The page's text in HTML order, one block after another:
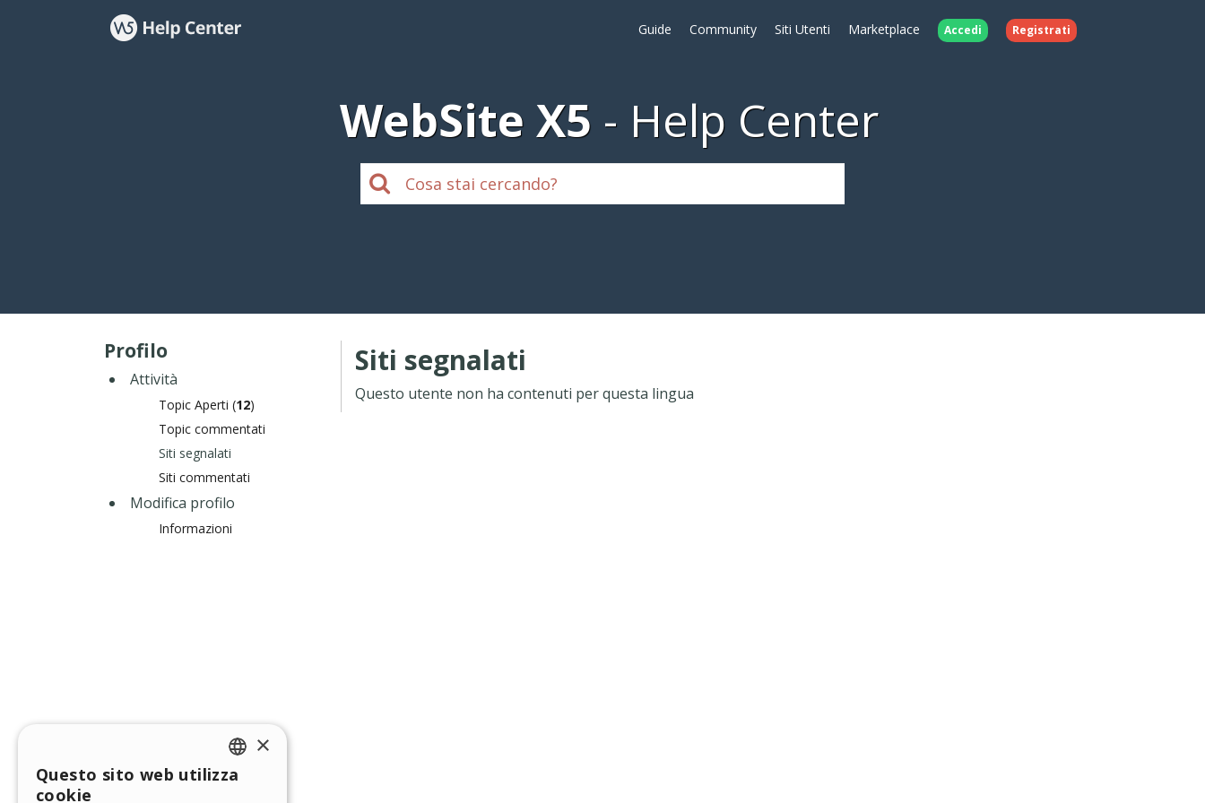
Guide Community Siti Utenti Marketplace Accedi Registrati
WebSite X5 Help Center
Profilo
Attività
Topic Aperti (12)
Topic commentati
Siti segnalati
Siti commentati
Modifica profilo
Informazioni
Siti segnalati
Questo utente non ha contenuti per questa lingua
ENGLISH
×
Questo sito web utilizza
cookie